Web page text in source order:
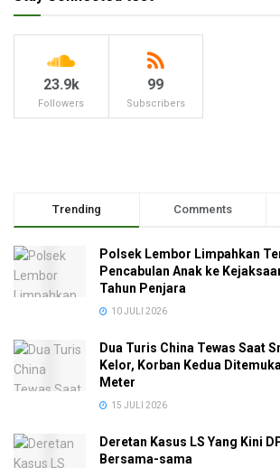
23.9k
Followers
99
Subscribers
Trending Comments
Polsek Lembor Limpahkan
Pencabulan Anak ke
Tahun Penjara
10 JULI 2026
Dua Turis China Tewas Saat
Kelor, Korban Kedua
Meter
15 JULI 2026
Deretan Kasus LS Yang Kini
Bersama-sama